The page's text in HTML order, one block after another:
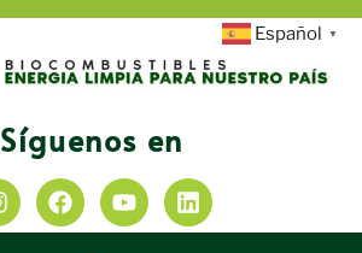
Síguenos en
Español ▼